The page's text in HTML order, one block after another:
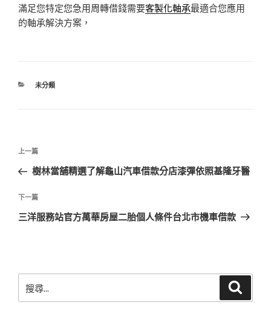
滿足您特定您急用周轉借錢需要客製化軸承最適合您應用
的軸承解決方案，
分
未分類
文
導
覽
上
一
文
章
上一篇
樹林當舖精選了解龜山汽車借款分店漆彈依照基隆牙醫
下
一
下一篇
三洋服務站官方萬華房屋二胎個人條件台北市機車借款
尋